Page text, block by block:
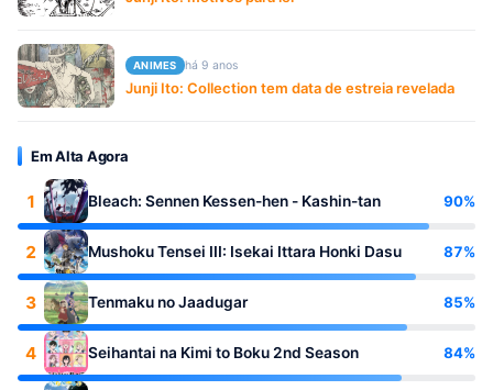
ANIMES há 9 anos
Junji Ito: Collection tem data de estreia revelada
Em Alta Agora
1 Bleach: Sennen Kessen-hen - Kashin-tan 90%
2 Mushoku Tensei III: Isekai Ittara Honki Dasu 87%
3 Tenmaku no Jaadugar 85%
4 Seihantai na Kimi to Boku 2nd Season 84%